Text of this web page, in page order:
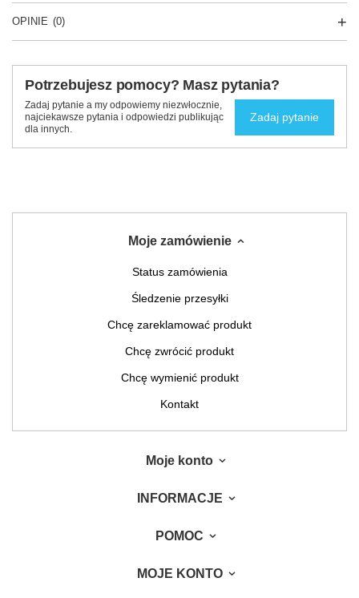
OPINIE (0)
Potrzebujesz pomocy? Masz pytania?
Zadaj pytanie a my odpowiemy niezwłocznie,
najciekawsze pytania i odpowiedzi publikując
dla innych.
Zadaj pytanie
Moje zamówienie
Status zamówienia
Śledzenie przesyłki
Chcę zareklamować produkt
Chcę zwrócić produkt
Chcę wymienić produkt
Kontakt
Moje konto
INFORMACJE
POMOC
MOJE KONTO